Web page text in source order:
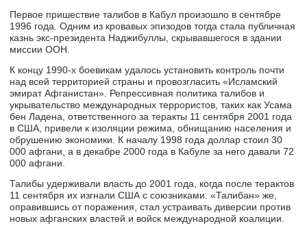
Первое пришествие талибов в Кабул произошло в сентябре
1996 года. Одним из кровавых эпизодов тогда стала публичная
казнь экс-президента Наджибуллы, скрывавшегося в здании
миссии ООН.
К концу 1990-х боевикам удалось установить контроль почти
над всей территорией страны и провозгласить «Исламский
эмират Афганистан». Репрессивная политика талибов и
укрывательство международных террористов, таких как Усама
бен Ладена, ответственного за теракты 11 сентября 2001 года
в США, привели к изоляции режима, обнищанию населения и
обрушению экономики. К началу 1998 года доллар стоил 30
000 афгани, а в декабре 2000 года в Кабуле за него давали 72
000 афгани.
Талибы удерживали власть до 2001 года, когда после терактов
11 сентября их изгнали США с союзниками. «Талибан» же,
оправившись от поражения, стал устраивать диверсии против
новых афганских властей и войск международной коалиции.